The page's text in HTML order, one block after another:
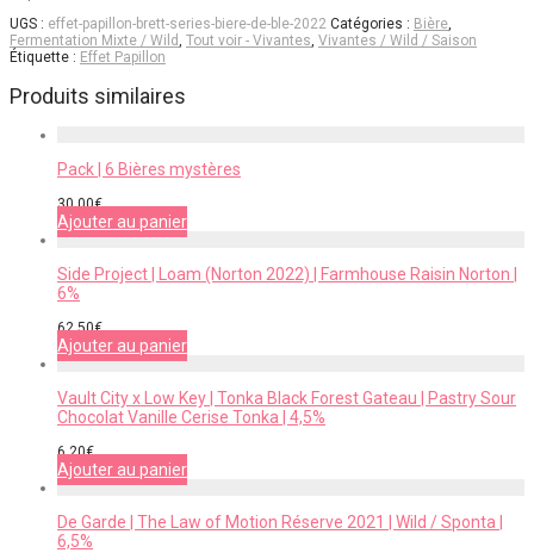
UGS : effet-papillon-brett-series-biere-de-ble-2022 Catégories : Bière,
Fermentation Mixte / Wild, Tout voir - Vivantes, Vivantes / Wild / Saison
Étiquette : Effet Papillon
Produits similaires
Pack | 6 Bières mystères
30,00€
Ajouter au panier
Side Project | Loam (Norton 2022) | Farmhouse Raisin Norton |
6%
62,50€
Ajouter au panier
Vault City x Low Key | Tonka Black Forest Gateau | Pastry Sour
Chocolat Vanille Cerise Tonka | 4,5%
6,20€
Ajouter au panier
De Garde | The Law of Motion Réserve 2021 | Wild / Sponta |
6,5%